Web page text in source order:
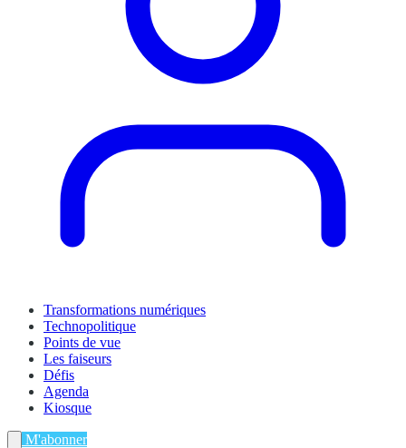
Transformations numériques
Technopolitique
Points de vue
Les faiseurs
Défis
Agenda
Kiosque
M'abonner